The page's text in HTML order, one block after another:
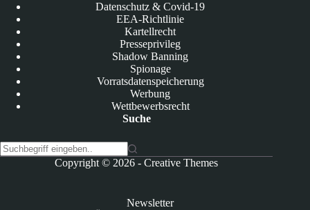
Datenschutz & Covid-19
EEA-Richtlinie
Kartellrecht
Presseprivileg
Shadow Banning
Spionage
Vorratsdatenspeicherung
Werbung
Wettbewerbsrecht
Suche
Copyright © 2026 -Creative Themes
Newsletter